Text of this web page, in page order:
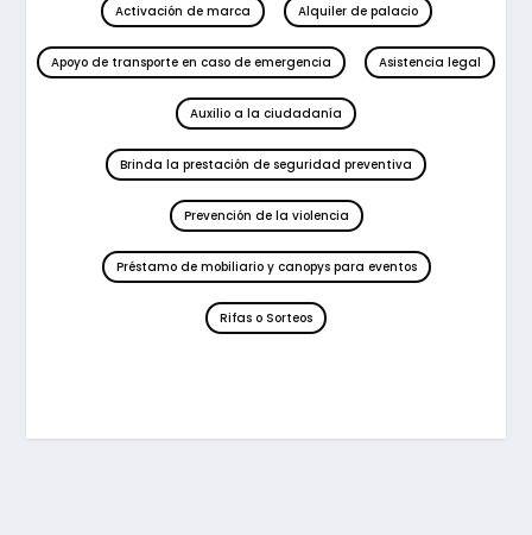
Activación de marca Alquiler de palacio
Apoyo de transporte en caso de emergencia Asistencia legal
Auxilio a la ciudadanía
Brinda la prestación de seguridad preventiva
Prevención de la violencia
Préstamo de mobiliario y canopys para eventos
Rifas o Sorteos